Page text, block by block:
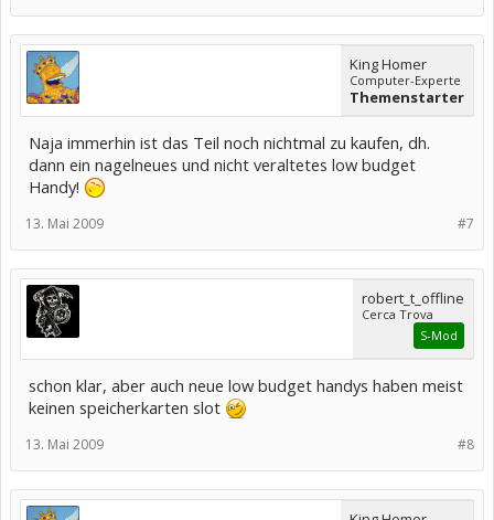
King Homer
Computer-Experte
Themenstarter
Naja immerhin ist das Teil noch nichtmal zu kaufen, dh.
dann ein nagelneues und nicht veraltetes low budget
Handy!
#7
13. Mai 2009
robert_t_offline
Cerca Trova
S-Mod
schon klar, aber auch neue low budget handys haben meist
keinen speicherkarten slot
#8
13. Mai 2009